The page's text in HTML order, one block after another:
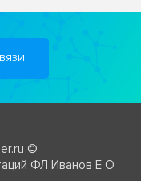
©
ФЛ Иванов Е О